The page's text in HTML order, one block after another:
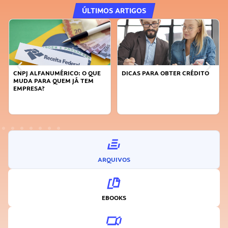
ÚLTIMOS ARTIGOS
ALFANUMÉRICO: O QUE
PARA QUEM JÁ TEM
DICAS PARA OBTER CRÉDITO
FAÇA
ARQUIVOS
EBOOKS